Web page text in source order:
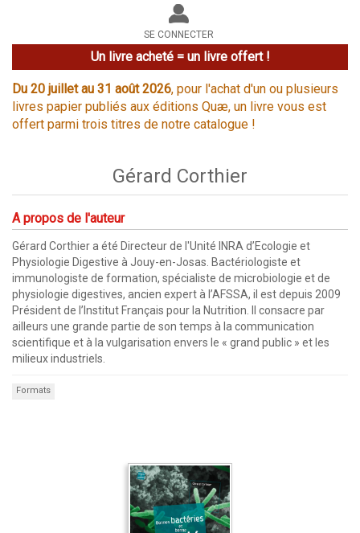
le
site
SE CONNECTER
Un livre acheté = un livre offert !
Du 20 juillet au 31 août 2026, pour l'achat d'un ou plusieurs
livres papier publiés aux éditions Quæ, un livre vous est
offert parmi trois titres de notre catalogue !
Gérard Corthier
A propos de l'auteur
Gérard Corthier a été Directeur de l'Unité INRA d’Ecologie et
Physiologie Digestive à Jouy-en-Josas. Bactériologiste et
immunologiste de formation, spécialiste de microbiologie et de
physiologie digestives, ancien expert à l’AFSSA, il est depuis 2009
Président de l’Institut Français pour la Nutrition. Il consacre par
ailleurs une grande partie de son temps à la communication
scientifique et à la vulgarisation envers le « grand public » et les
milieux industriels.
Formats